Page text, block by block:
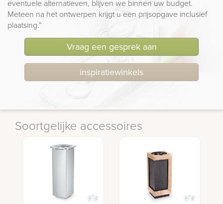
eventuele alternatieven, blijven we binnen uw budget.
Meteen na het ontwerpen krijgt u een prijsopgave inclusief
plaatsing.”
Vraag een gesprek aan
inspiratiewinkels
Soortgelijke accessoires